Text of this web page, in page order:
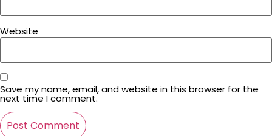
Website
Save my name, email, and website in this browser for the
next time I comment.